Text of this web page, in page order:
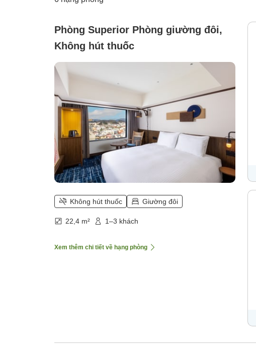
Phòng Superior Phòng giường đôi,
Không hút thuốc
Không hút thuốc Giường đôi
22,4 m² 1–3 khách
Xem thêm chi tiết về hạng phòng